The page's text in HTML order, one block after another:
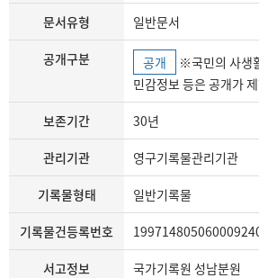
문서유형 일반문서
공개구분 공개
민감정보 등은 공개가
보존기간 30년
관리기관 영구기록물관리기관
기록물형태 일반기록물
기록물건등록번호
서고정보 국가기록원 성남분원